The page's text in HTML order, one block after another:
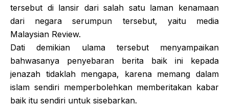
tersebut di lansir dari salah satu laman kenamaan
dari negara serumpun tersebut, yaitu media
Malaysian Review.
Dati demikian ulama tersebut menyampaikan
bahwasanya penyebaran berita baik ini kepada
jenazah tidaklah mengapa, karena memang dalam
islam sendiri memperbolehkan memberitakan kabar
baik itu sendiri untuk sisebarkan.